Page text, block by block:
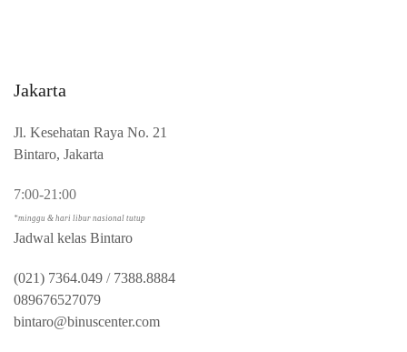
Jakarta
Jl. Kesehatan Raya No. 21
Bintaro, Jakarta
7:00-21:00
*minggu & hari libur nasional tutup
Jadwal kelas Bintaro
(021) 7364.049 / 7388.8884
089676527079
bintaro@binuscenter.com